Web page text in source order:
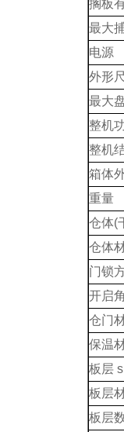
搁板
最大
电源
外形
最大
整机
整机
箱体
重量
仓体(
仓体
门锁
开启
仓门
保温
板层
板层
板层